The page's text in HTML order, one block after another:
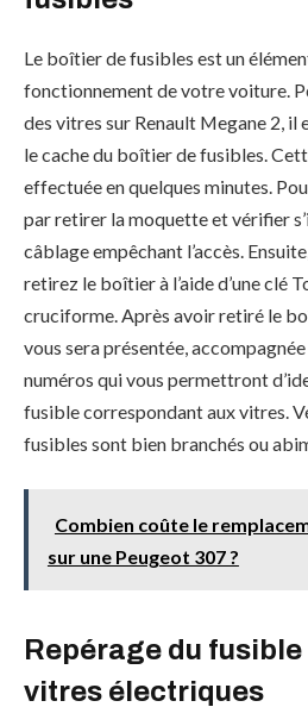
Le boîtier de fusibles est un
fonctionnement de votre voiture.
des vitres sur Renault Megane 2, il
le cache du boîtier de fusibles.
effectuée en quelques minutes.
par retirer la moquette et vérifier
câblage empêchant l’accès.
retirez le boîtier à l’aide d’une clé
cruciforme. Après avoir retiré le
vous sera présentée,
numéros qui vous permettront
fusible correspondant aux vitres.
fusibles sont bien branchés ou
Combien coûte le
sur une Peugeot 307 ?
Repérage du
vitres électriques